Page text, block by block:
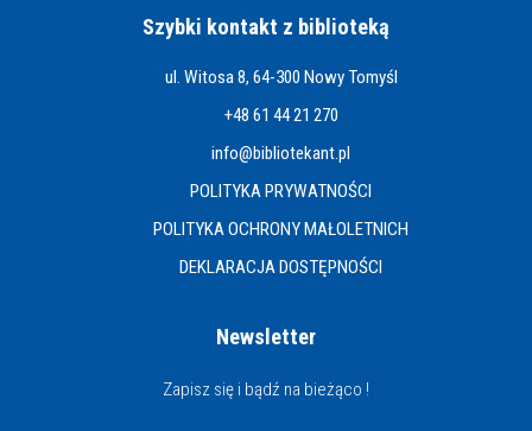
Szybki kontakt z biblioteką
ul. Witosa 8, 64-300 Nowy Tomyśl
+48 61 44 21 270
info@bibliotekant.pl
POLITYKA PRYWATNOŚCI
POLITYKA OCHRONY MAŁOLETNICH
DEKLARACJA DOSTĘPNOŚCI
Newsletter
Zapisz się i bądź na bieżąco !